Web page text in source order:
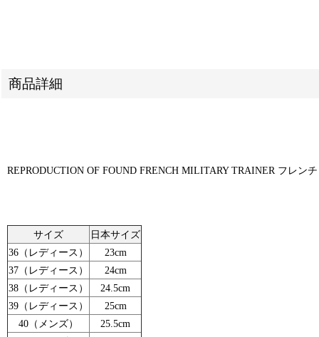
商品詳細
REPRODUCTION OF FOUND FRENCH MILITARY TRAINER フレン
サイズ
日本サイズ
36（レディース）
23cm
37（レディース）
24cm
38（レディース）
24.5cm
39（レディース）
25cm
40（メンズ）
25.5cm